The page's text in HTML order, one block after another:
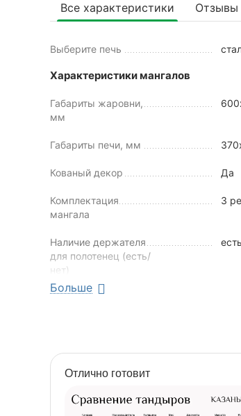
Все характеристики Отзывы
Выберите печь
Характеристики мангалов
Габариты жаровни,
мм
Габариты печи, мм
Кованый декор Да
Комплектация
мангала
3
Наличие держателя
для полотенец (есть/
нет)
есть
Наличие дровника
Наличие крыши
Наличие полочки
(есть/нет)
Больше
Отлично готовит